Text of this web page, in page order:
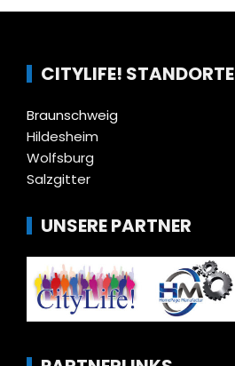
CITYLIFE! STANDORTE
Braunschweig
Hildesheim
Wolfsburg
Salzgitter
UNSERE PARTNER